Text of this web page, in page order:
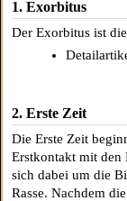
1. Exorbitus
Der Exorbitus ist
2. Erste Zeit
Die Erste Zeit
Erstkontakt mit den
sich dabei um die
Rasse. Nachdem